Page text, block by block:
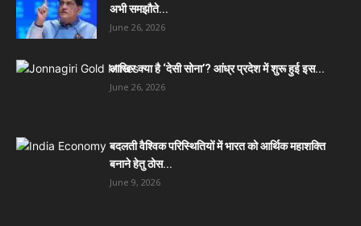
अभी समझौते...
June 26, 2026
आखिर क्या है ‘देसी सोना’? आंध्र प्रदेश में शुरू हुई इस...
June 26, 2026
बदलती वैश्विक परिस्थितियों में भारत को आर्थिक महाशक्ति
बनाने हेतु ठोस...
June 9, 2026